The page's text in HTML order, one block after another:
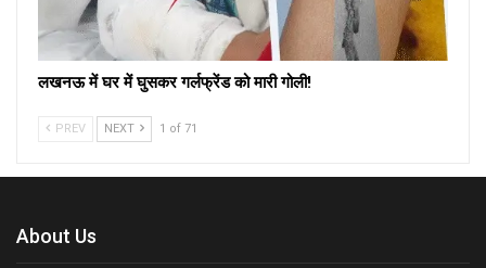
लखनऊ में घर में घुसकर गर्लफ्रेंड को मारी गोली!
PREV NEXT 1 of 71
About Us